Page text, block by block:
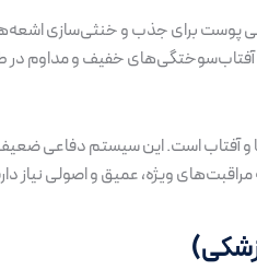
آفتاب‌سوختگی‌های خفیف و مداوم در
و آفتاب است. این سیستم دفاعی
ویژه، عمیق و اصولی نیاز